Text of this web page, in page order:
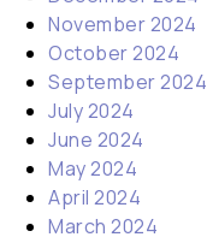
November 2024
October 2024
September 2024
July 2024
June 2024
May 2024
April 2024
March 2024